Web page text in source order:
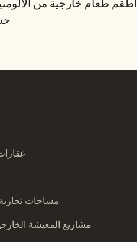
أطقم طعام خارجية من
مساحات
مشاريع المعيشة